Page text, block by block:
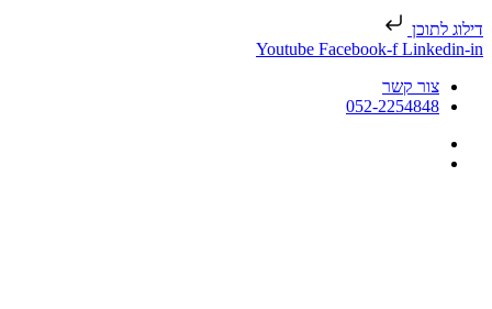
דילוג לתוכן
Youtube Facebook-f Linkedin-in
צור קשר
052-2254848